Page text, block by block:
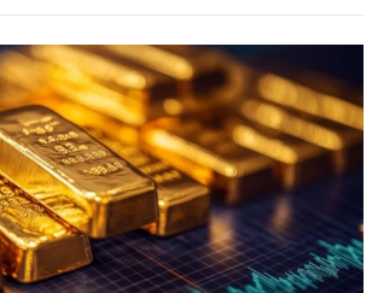
06-08-2026
πρόσημα στη Wall Street με το βλέμμα
στη Μ. Ανατολή
06-08-2026
ξανά από αύριο η οδική πρόσβαση στις
του αεροδρομίου Λάρνακας
06-08-2026